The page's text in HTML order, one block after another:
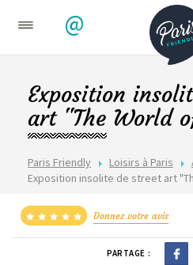
@
Paris Friendly Loisirs à Paris
Exposition insolite de street art
Exposition
art "The World
Donnez votre avis
PARTAGE :